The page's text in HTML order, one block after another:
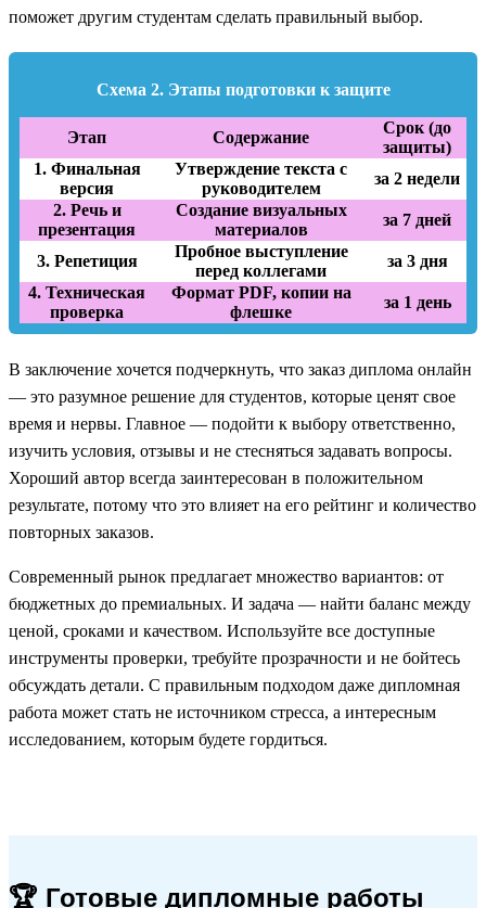
поможет другим студентам сделать правильный выбор.
Схема 2. Этапы подготовки к защите
Этап Содержание
Срок (до
защиты)
1. Финальная
версия
Утверждение текста с
руководителем
за 2 недели
2. Речь и
презентация
Создание визуальных
материалов
за 7 дней
3. Репетиция
Пробное выступление
перед коллегами
за 3 дня
4. Техническая
проверка
Формат PDF, копии на
флешке
за 1 день
В заключение хочется подчеркнуть, что заказ диплома онлайн
— это разумное решение для студентов, которые ценят свое
время и нервы. Главное — подойти к выбору ответственно,
изучить условия, отзывы и не стесняться задавать вопросы.
Хороший автор всегда заинтересован в положительном
результате, потому что это влияет на его рейтинг и количество
повторных заказов.
Современный рынок предлагает множество вариантов: от
бюджетных до премиальных. И задача — найти баланс между
ценой, сроками и качеством. Используйте все доступные
инструменты проверки, требуйте прозрачности и не бойтесь
обсуждать детали. С правильным подходом даже дипломная
работа может стать не источником стресса, а интересным
исследованием, которым будете гордиться.
🏆 Готовые дипломные работы